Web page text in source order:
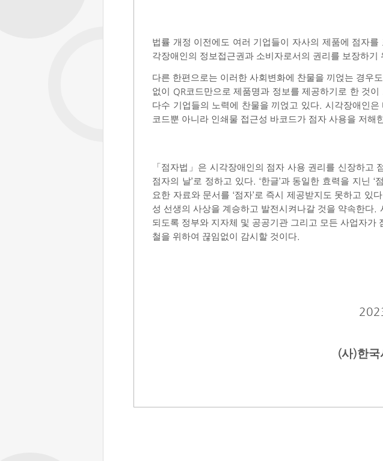
법률 개정 이전에도 여러 기업들이 자사의 제품에 점자를
각장애인의 정보접근권과 소비자로서의 권리를 보장하기
다른 한편으로는 이러한 사회변화에 찬물을 끼얹는 경우
없이 QR코드만으로 제품명과 정보를 제공하기로 한 것이
다수 기업들의 노력에 찬물을 끼얹고 있다. 시각장애인은
코드뿐 아니라 인쇄물 접근성 바코드가 점자 사용을 저해
「 점자법 」 은 시각장애인의 점자 사용 권리를 신장하고
점자의 날’로 정하고 있다. ‘한글’과 동일한 효력을 지닌 ‘
요한 자료와 문서를 ‘점자’로 즉시 제공받지도 못하고 있다.
성 선생의 사상을 계승하고 발전시켜나갈 것을 약속한다
되도록 정부와 지자체 및 공공기관 그리고 모든 사업자
철을 위하여 끊임없이 감시할 것이다
(사)한국